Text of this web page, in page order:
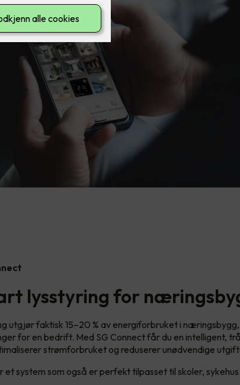
lysstyring for
utgjør faktisk 15–20 % av energiforbruket i
for en bedrift. Med SG Connect får du en intelligent,
strømforbruket og reduserer unødvendige
et system som også er perfekt tilpasset til skoler,